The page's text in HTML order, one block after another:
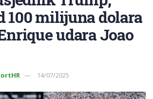
100 milijuna dolara
udara Joao
14/07/2025